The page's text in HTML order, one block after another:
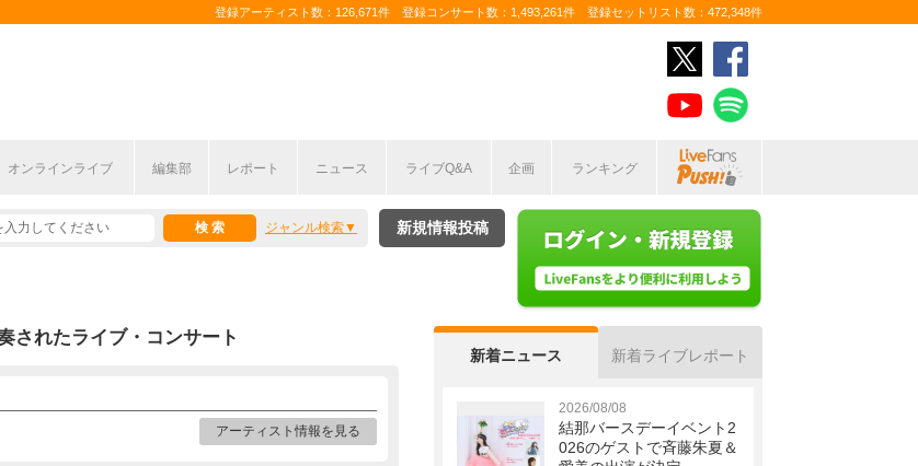
登録アーティスト数：126,671件 登録コンサート数：1,493,261件 登録セットリスト数：472,348件
オンラインライブ 編集部 レポート ニュース ライブQ&A 企画 ランキング
ジャンル検索
！ 新規情報投稿
されたライブ・コンサート
アーティスト情報を見る
新着ニュース 新着ライブレポート
2026/08/08
結那バースデーイベント2
026のゲストで斉藤朱夏＆